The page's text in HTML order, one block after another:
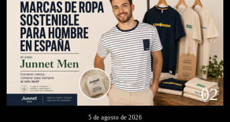
02
5 de agosto de 2026